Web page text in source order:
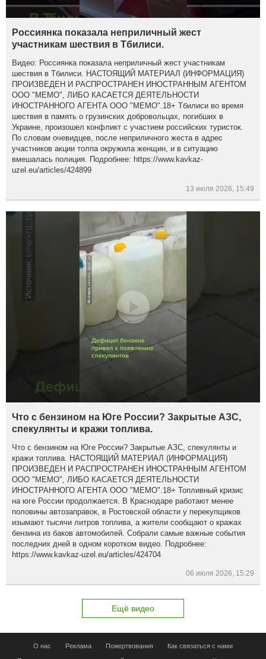
Россиянка показала неприличный жест
участникам шествия в Тбилиси.
Видео: Россиянка показала неприличный жест участникам
шествия в Тбилиси. НАСТОЯЩИЙ МАТЕРИАЛ (ИНФОРМАЦИЯ)
ПРОИЗВЕДЕН И РАСПРОСТРАНЕН ИНОСТРАННЫМ АГЕНТОМ
ООО "МЕМО", ЛИБО КАСАЕТСЯ ДЕЯТЕЛЬНОСТИ
ИНОСТРАННОГО АГЕНТА ООО "МЕМО".18+ Тбилиси во время
шествия в память о грузинских добровольцах, погибших в
Украине, произошел конфликт с участием российских туристок.
По словам очевидцев, после неприличного жеста в адрес
участников акции толпа окружила женщин, и в ситуацию
вмешалась полиция. Подробнее: https://www.kavkaz-
uzel.eu/articles/424899
13 июля 2026, 15:49
Что с бензином на Юге России? Закрытые АЗС,
спекулянты и кражи топлива.
Что с бензином на Юге России? Закрытые АЗС, спекулянты и
кражи топлива. НАСТОЯЩИЙ МАТЕРИАЛ (ИНФОРМАЦИЯ)
ПРОИЗВЕДЕН И РАСПРОСТРАНЕН ИНОСТРАННЫМ АГЕНТОМ
ООО "МЕМО", ЛИБО КАСАЕТСЯ ДЕЯТЕЛЬНОСТИ
ИНОСТРАННОГО АГЕНТА ООО "МЕМО".18+ Топливный кризис
на юге России продолжается. В Краснодаре работают менее
половины автозаправок, в Ростовской области у перекупщиков
изымают тысячи литров топлива, а жители сообщают о кражах
бензина из баков автомобилей. Собрали самые важные события
последних дней в одном коротком видео. Подробнее:
https://www.kavkaz-uzel.eu/articles/424704
06 июля 2026, 15:29
Ещё видео
О нас Реклама Пожертвования Как связаться с нами